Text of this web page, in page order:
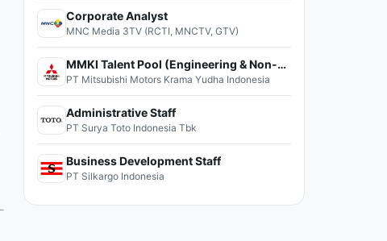
Corporate Analyst
MNC Media 3TV (RCTI, MNCTV, GTV)
MMKI Talent Pool (Engineering & Non-Engineering)
PT Mitsubishi Motors Krama Yudha Indonesia
Administrative Staff
PT Surya Toto Indonesia Tbk
Business Development Staff
PT Silkargo Indonesia